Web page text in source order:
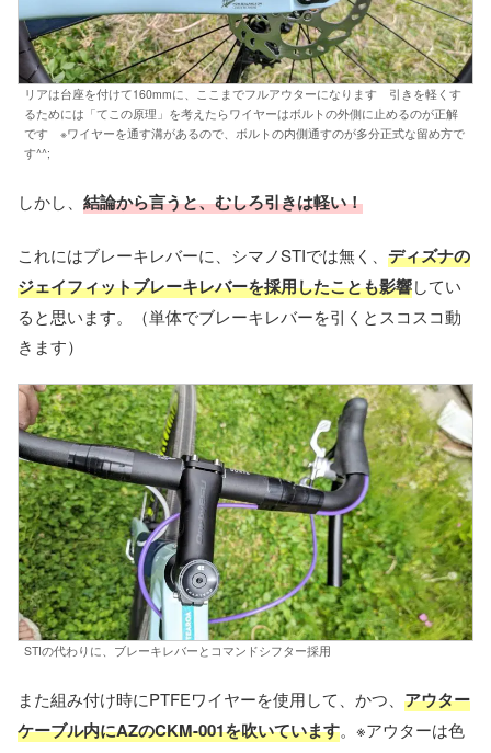
リアは台座を付けて160mmに、ここまでフルアウターになります 引きを軽くす
るためには「てこの原理」を考えたらワイヤーはボルトの外側に止めるのが正解
です ※ワイヤーを通す溝があるので、ボルトの内側通すのが多分正式な留め方で
す^^;
しかし、 結論から言うと、むしろ引きは軽い！
これにはブレーキレバーに、シマノSTIでは無く、 ディズナの
ジェイフィットブレーキレバーを採用したことも影響してい
ると思います。（単体でブレーキレバーを引くとスコスコ動
きます）
STIの代わりに、ブレーキレバーとコマンドシフター採用
また組み付け時にPTFEワイヤーを使用して、かつ、 アウター
ケーブル内にAZのCKM-001を吹いています。※アウターは色